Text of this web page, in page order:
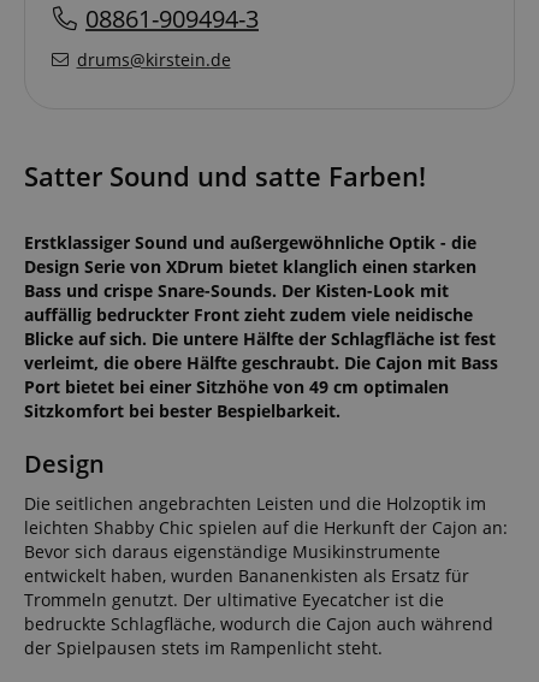
08861-909494-3
drums@kirstein.de
Satter Sound und satte Farben!
Erstklassiger Sound und außergewöhnliche Optik - die
Design Serie von XDrum bietet klanglich einen starken
Bass und crispe Snare-Sounds. Der Kisten-Look mit
auffällig bedruckter Front zieht zudem viele neidische
Blicke auf sich. Die untere Hälfte der Schlagfläche ist fest
verleimt, die obere Hälfte geschraubt. Die Cajon mit Bass
Port bietet bei einer Sitzhöhe von 49 cm optimalen
Sitzkomfort bei bester Bespielbarkeit.
Design
Die seitlichen angebrachten Leisten und die Holzoptik im
leichten Shabby Chic spielen auf die Herkunft der Cajon an:
Bevor sich daraus eigenständige Musikinstrumente
entwickelt haben, wurden Bananenkisten als Ersatz für
Trommeln genutzt. Der ultimative Eyecatcher ist die
bedruckte Schlagfläche, wodurch die Cajon auch während
der Spielpausen stets im Rampenlicht steht.